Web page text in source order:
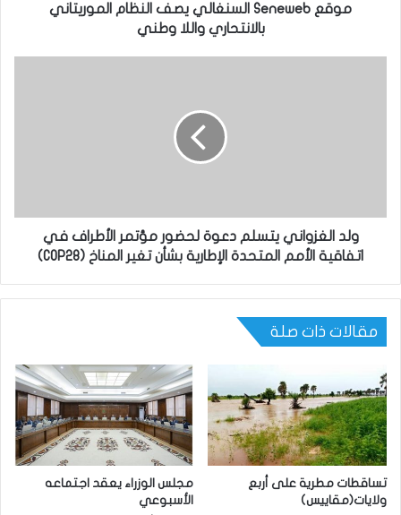
موقع Seneweb السنغالي يصف النظام الموريتاني
بالانتحاري واللا وطني
ولد الغزواني يتسلم دعوة لحضور مؤتمر الأطراف في
اتفاقية الأمم المتحدة الإطارية بشأن تغير المناخ (COP28)
مقالات ذات صلة
تساقطات مطرية على أربع
ولايات(مقاييس)
مجلس الوزراء يعقد اجتماعه
الأسبوعي